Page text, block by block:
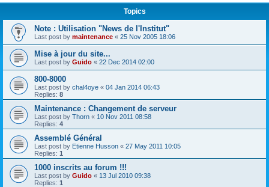
Topics
Note : Utilisation "News de l'Institut"
Last post by maintenance « 25 Nov 2005 18:06
Mise à jour du site...
Last post by Guido « 22 Dec 2014 02:00
800-8000
Last post by chal4oye « 04 Jan 2014 06:43
Replies: 8
Maintenance : Changement de serveur
Last post by Thorn « 10 Nov 2011 08:58
Replies: 4
Assemblé Général
Last post by Etienne Husson « 27 May 2011 10:05
Replies: 1
1000 inscrits au forum !!!
Last post by Guido « 13 Jul 2010 09:38
Replies: 1